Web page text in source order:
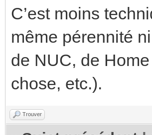
C’est moins
même pérennité
de NUC, de
chose, etc.).
Trouver